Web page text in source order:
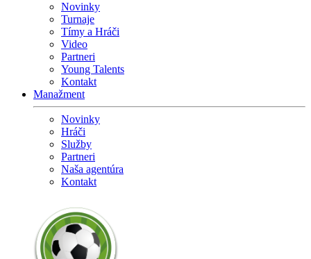
Novinky
Turnaje
Tímy a Hráči
Video
Partneri
Young Talents
Kontakt
Manažment
Novinky
Hráči
Služby
Partneri
Naša agentúra
Kontakt